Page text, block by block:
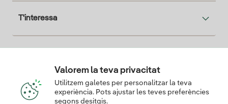
T'interessa
Valorem la teva privacitat
Utilitzem galetes per personalitzar la teva
experiència. Pots ajustar les teves preferències
segons desitgis.